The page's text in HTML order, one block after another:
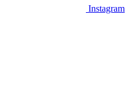
Instagram